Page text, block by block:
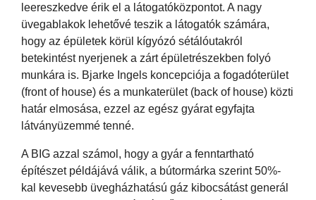
leereszkedve érik el a látogatóközpontot. A nagy
üvegablakok lehetővé teszik a látogatók számára,
hogy az épületek körül kígyózó sétálóutakról
betekintést nyerjenek a zárt épületrészekben folyó
munkára is. Bjarke Ingels koncepciója a fogadóterület
(front of house) és a munkaterület (back of house) közti
határ elmosása, ezzel az egész gyárat egyfajta
látványüzemmé tenné.
A BIG azzal számol, hogy a gyár a fenntartható
építészet példájává válik, a bútormárka szerint 50%-
kal kevesebb üvegházhatású gáz kibocsátást generál